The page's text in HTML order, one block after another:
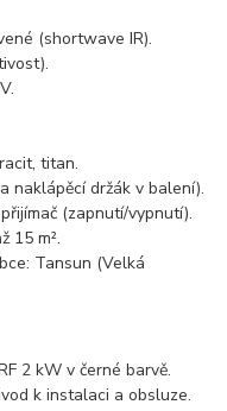
(shortwave IR).
titan.
naklápěcí držák v balení).
(zapnutí/vypnutí).
15 m².
Tansun (Velká
2 kW v černé barvě.
k instalaci a obsluze.